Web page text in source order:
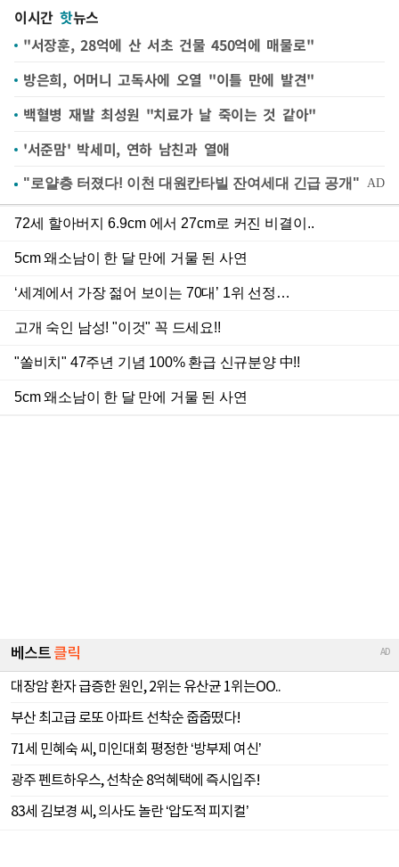
이시간 핫뉴스
"서장훈, 28억에 산 서초 건물 450억에 매물로"
방은희, 어머니 고독사에 오열 "이틀 만에 발견"
백혈병 재발 최성원 "치료가 날 죽이는 것 같아"
'서준맘' 박세미, 연하 남친과 열애